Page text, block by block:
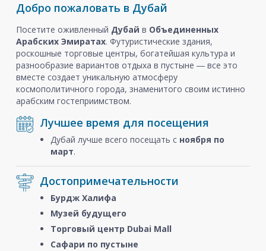
Добро пожаловать в Дубай
Посетите оживленный Дубай в Объединенных
Арабских Эмиратах. Футуристические здания,
роскошные торговые центры, богатейшая культура и
разнообразие вариантов отдыха в пустыне ― все это
вместе создает уникальную атмосферу
космополитичного города, знаменитого своим истинно
арабским гостеприимством.
Лучшее время для посещения
Дубай лучше всего посещать с ноября по
март.
Достопримечательности
Бурдж Халифа
Музей будущего
Торговый центр Dubai Mall
Сафари по пустыне